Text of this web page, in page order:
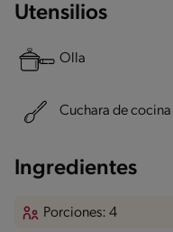
Utensilios
Olla
Cuchara de cocina
Ingredientes
Porciones: 4